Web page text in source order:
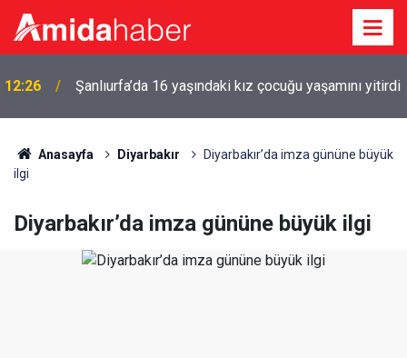
12:26 Şanlıurfa’da 16 yaşındaki kız çocuğu yaşamını yitirdi
Anasayfa Diyarbakır
Diyarbakır’da imza gününe büyük
ilgi
Diyarbakır’da imza gününe büyük ilgi